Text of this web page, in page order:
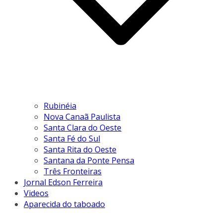
Rubinéia
Nova Canaã Paulista
Santa Clara do Oeste
Santa Fé do Sul
Santa Rita do Oeste
Santana da Ponte Pensa
Três Fronteiras
Jornal Edson Ferreira
Videos
Aparecida do taboado